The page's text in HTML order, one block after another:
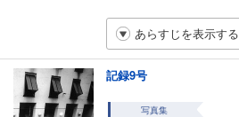
あらすじを表示する
記録9号
写真集